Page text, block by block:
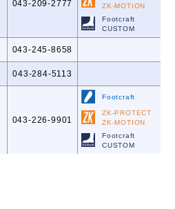
043-209-2777
ZK-MOTION
Footcraft
CUSTOM
043-245-8658
043-284-5113
043-226-9901
Footcraft
ZK-PROTECT
ZK-MOTION
Footcraft
CUSTOM